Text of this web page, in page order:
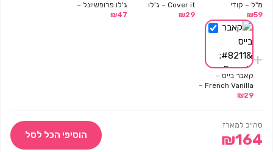
מ"ל – קודי
₪59
Cover it – ג'לו
₪29
ג'לו פרופשיונל –
13 מ"ל ₪47
+
קאבר בייס –
French Vanilla –
ג'לו פרופשיונל –
₪29
סה״כ למארז
₪164 הוסיפי הכל לסל